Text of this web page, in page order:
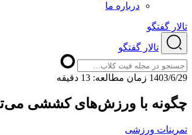
درباره ما
تالار گفتگو
تالار گفتگو
1403/6/29 ﺯﻣﺎﻥ ﻣﻄﺎﻟﻌﻪ: 13 دقیقه
چگونه با ورزش‌های کششی
تمرینات ورزشی